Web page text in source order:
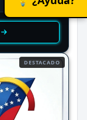
DESTACADO